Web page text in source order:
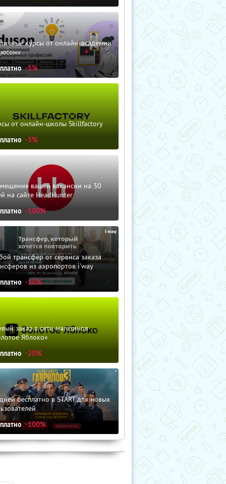
курсы от онлайн-академии
-5%
от онлайн-школы Skillfactory
-5%
вашей вакансии на 30
на сайте HeadHunter
-100%
трансфер от сервиса заказа
из аэропортов i'way
-10%
заказ в сети магазинов
Яблоко»
-20%
бесплатно в START для новых
-100%